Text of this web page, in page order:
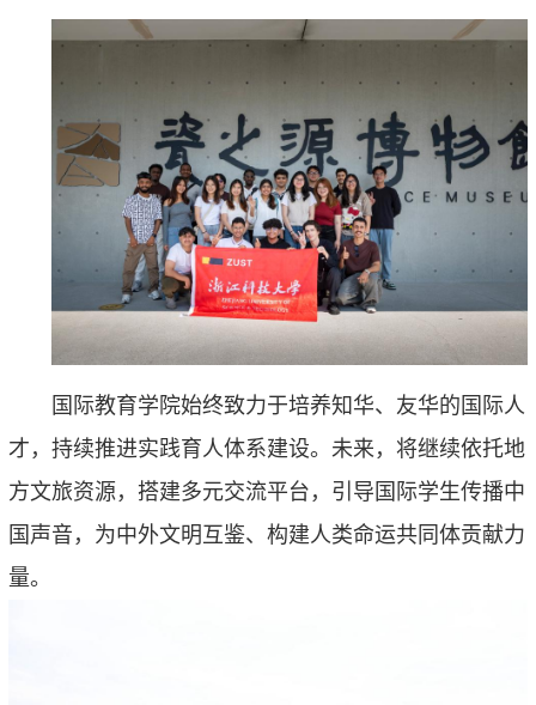
国际教育学院始终致力于培养知华、友华的国际人
才，持续推进实践育人体系建设。未来，将继续依托地
方文旅资源，搭建多元交流平台，引导国际学生传播中
国声音，为中外文明互鉴、构建人类命运共同体贡献力
量。